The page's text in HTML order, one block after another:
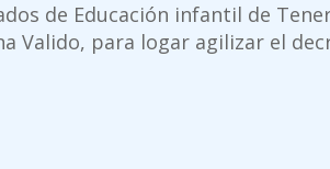
de Educación infantil de
Valido, para logar agilizar el